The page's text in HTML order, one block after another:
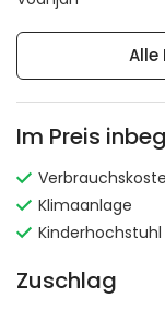
Alle
Im Preis
Klimaanlage
Kinderhochstuhl
Zuschlag